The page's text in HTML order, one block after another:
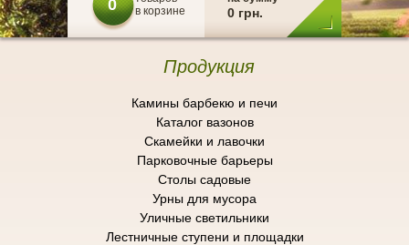
0
в корзине
0 грн.
Продукция
Камины барбекю и печи
Каталог вазонов
Скамейки и лавочки
Парковочные барьеры
Cтолы садовые
Урны для мусора
Уличные светильники
Лестничные ступени и площадки